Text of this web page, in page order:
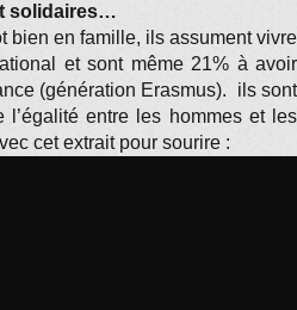
solidaires…
bien en famille, ils assument vivre
et sont même 21% à avoir
(génération Erasmus). ils sont
entre les hommes et les
cet extrait pour sourire :